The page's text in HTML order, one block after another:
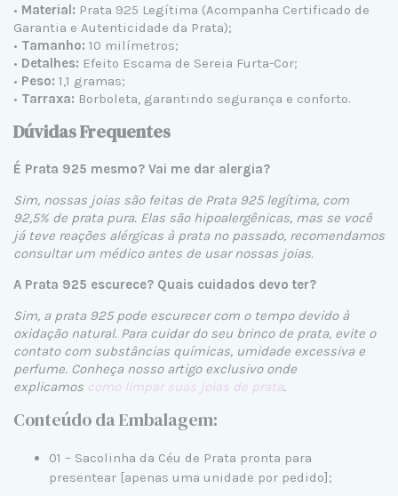
• Material: Prata 925 Legítima (Acompanha Certificado de
Garantia e Autenticidade da Prata);
• Tamanho: 10 milímetros;
• Detalhes: Efeito Escama de Sereia Furta-Cor;
• Peso: 1,1 gramas;
• Tarraxa: Borboleta, garantindo segurança e conforto.
Dúvidas Frequentes
É Prata 925 mesmo? Vai me dar alergia?
Sim, nossas joias são feitas de Prata 925 legítima, com
92,5% de prata pura. Elas são hipoalergênicas, mas se você
já teve reações alérgicas à prata no passado, recomendamos
consultar um médico antes de usar nossas joias.
A Prata 925 escurece? Quais cuidados devo ter?
Sim, a prata 925 pode escurecer com o tempo devido à
oxidação natural. Para cuidar do seu brinco de prata, evite o
contato com substâncias químicas, umidade excessiva e
perfume. Conheça nosso artigo exclusivo onde
explicamos como limpar suas joias de prata.
Conteúdo da Embalagem:
01 – Sacolinha da Céu de Prata pronta para
presentear [apenas uma unidade por pedido];